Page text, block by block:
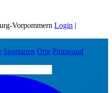
Vorpommern Login |
Sportarten Orte Pinnwand